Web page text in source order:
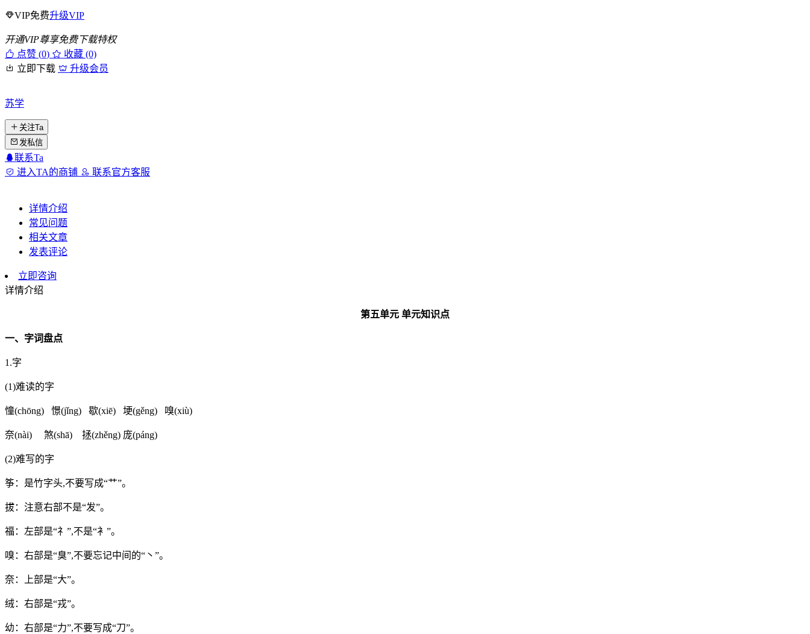
VIP免费升级VIP
开通VIP尊享免费下载特权
点赞 (0)
收藏 (0)
立即下载
升级会员
苏学
关注Ta
发私信
联系Ta
进入TA的商铺
联系官方客服
详情介绍
常见问题
相关文章
发表评论
立即咨询
详情介绍
第五单元 单元知识点
一、字词盘点
1.字
(1)难读的字
憧(chōng) 憬(jǐng) 歇(xiē) 埂(gěng) 嗅(xiù)
奈(nài) 煞(shā) 拯(zhěng) 庞(páng)
(2)难写的字
筝：是竹字头,不要写成“艹”。
拔：注意右部不是“发”。
福：左部是“礻”,不是“衤”。
嗅：右部是“臭”,不要忘记中间的“丶”。
奈：上部是“大”。
绒：右部是“戎”。
幼：右部是“力”,不要写成“刀”。